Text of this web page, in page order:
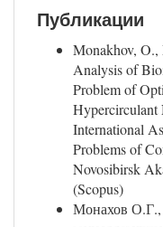
Публикации
Monakhov,
Analysis of
Problem of
Hypercirculant
International
Problems of
Novosibirsk
(Scopus)
Монахов